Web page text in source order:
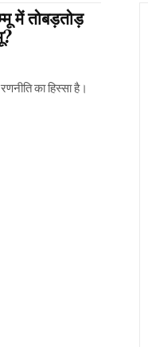
तोबड़तोड़
का हिस्सा है।